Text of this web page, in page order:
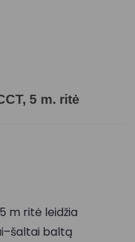
5 m. ritė
m ritė leidžia
baltą